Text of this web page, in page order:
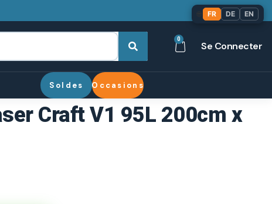
0
Se Connecter
Soldes Occasions
Craft V1 95L 200cm x
FR DE EN